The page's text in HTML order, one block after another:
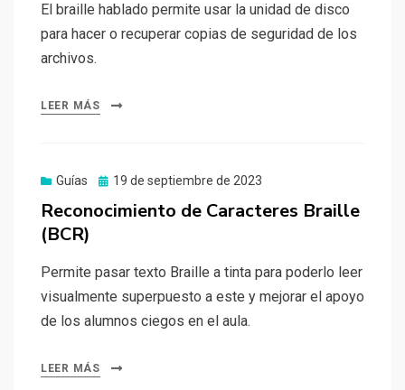
El braille hablado permite usar la unidad de disco
para hacer o recuperar copias de seguridad de los
archivos.
LEER MÁS
Guías
Publicado
19 de septiembre de 2023
Reconocimiento de Caracteres Braille
(BCR)
Permite pasar texto Braille a tinta para poderlo leer
visualmente superpuesto a este y mejorar el apoyo
de los alumnos ciegos en el aula.
LEER MÁS